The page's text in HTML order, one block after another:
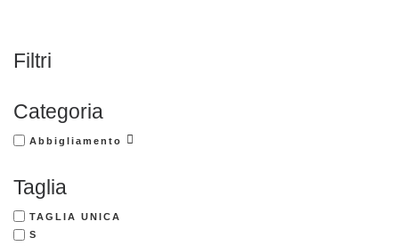
Filtri
Categoria
Abbigliamento
Taglia
TAGLIA UNICA
S